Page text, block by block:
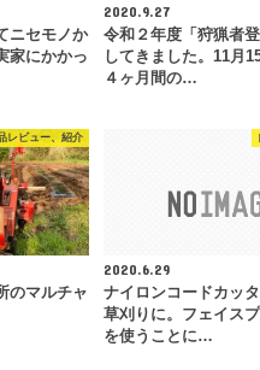
ニセモノか
家にかかっ
2020.9.27
令和２年度「狩猟者
してきました。11月
４ヶ月間の…
レビュー、紹介
のマルチャ
2020.6.29
ナイロンコードカッ
草刈りに。フェイス
を使うことに…